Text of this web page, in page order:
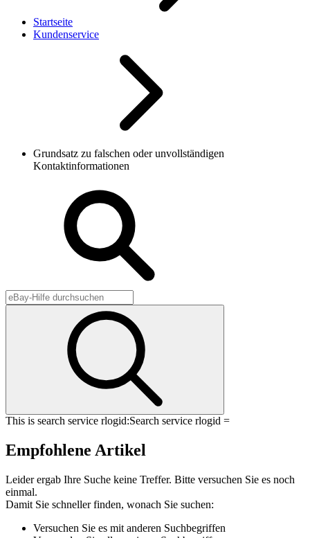
Startseite
Kundenservice
Grundsatz zu falschen oder unvollständigen
Kontaktinformationen
This is search service rlogid:Search service rlogid =
Empfohlene Artikel
Leider ergab Ihre Suche keine Treffer. Bitte versuchen Sie es noch
einmal.
Damit Sie schneller finden, wonach Sie suchen:
Versuchen Sie es mit anderen Suchbegriffen